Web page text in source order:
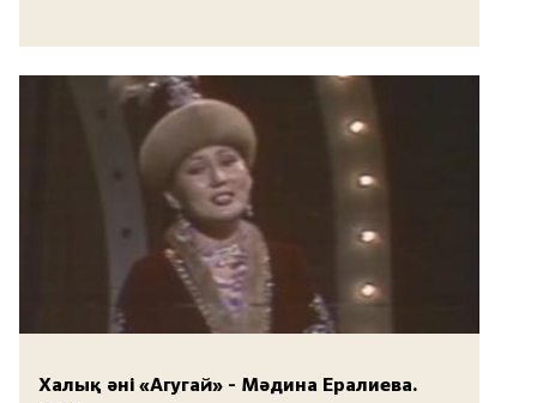
Халық әні «Агугай» - Мәдина Ералиева.